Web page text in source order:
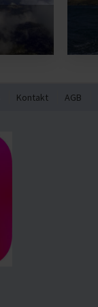
Kontakt AGB